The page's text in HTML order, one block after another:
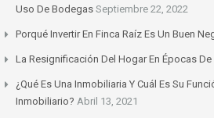
Uso De Bodegas Septiembre 22, 2022
Porqué Invertir En Finca Raíz Es Un Buen
La Resignificación Del Hogar En Épocas De
¿Qué Es Una Inmobiliaria Y Cuál Es Su
Inmobiliario? Abril 13, 2021